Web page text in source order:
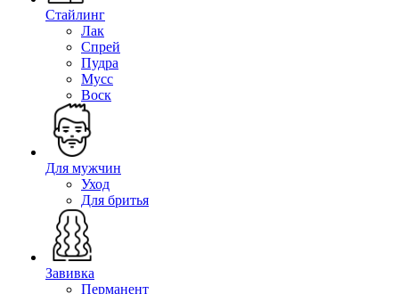
Стайлинг
Лак
Спрей
Пудра
Мусс
Воск
Для мужчин
Уход
Для бритья
Завивка
Перманент